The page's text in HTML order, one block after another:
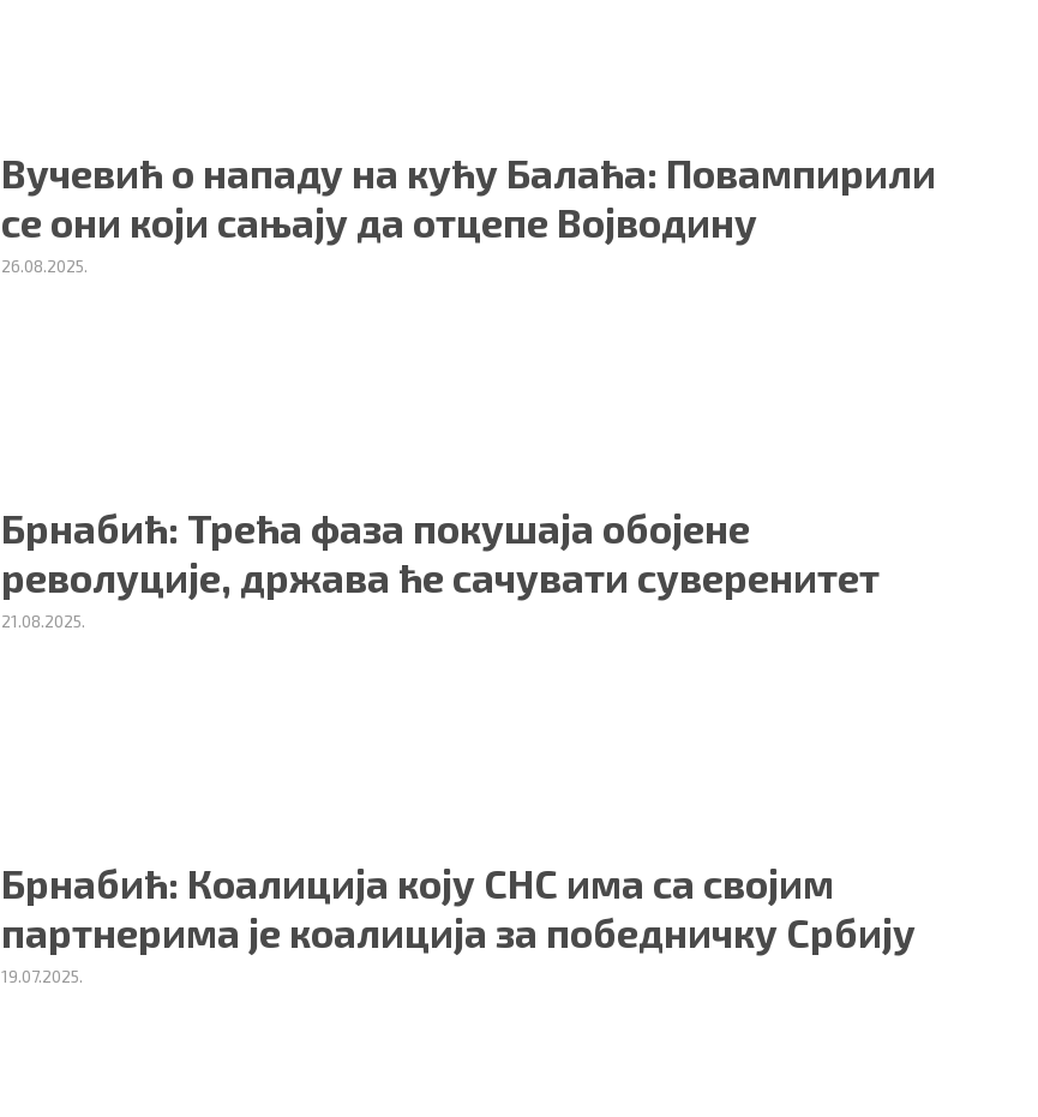
Вучевић о нападу на кућу Балаћа: Повампирили
се они који сањају да отцепе Војводину
26.08.2025.
Брнабић: Трећа фаза покушаја обојене
револуције, држава ће сачувати суверенитет
21.08.2025.
Брнабић: Коалиција коју СНС има са својим
партнерима је коалиција за победничку Србију
19.07.2025.